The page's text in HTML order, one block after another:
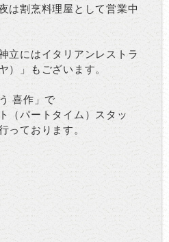
は割烹料理屋として営業中
立にはイタリアンレストラ
）」もございます。
喜作」で
（パートタイム）スタッ
っております。